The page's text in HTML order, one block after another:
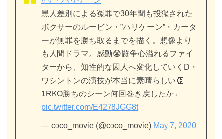
黒人差別による冤罪で30年間も投獄された
ボクサーのルービン・”ハリケーン”・カータ
ーが無罪を勝ち取るまでを描く。想像より
も人間ドラマ。感動😭闘争心溢れるファイ
ターから、知性的な囚人へ変化していくD・
ワシントンの演技が本当に素晴らしい👏
1RKO勝ちのシーン何回巻き戻したか←
pic.twitter.com/E4278JGG8t
— coco_movie (@coco_movie) May 7, 2020